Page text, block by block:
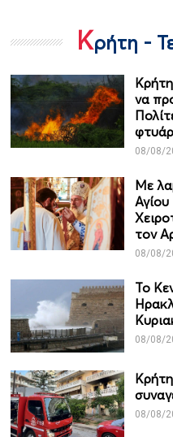
Κρήτη -
να
08/08/
Με
τον
08/08/
Το
08/08/
08/08/